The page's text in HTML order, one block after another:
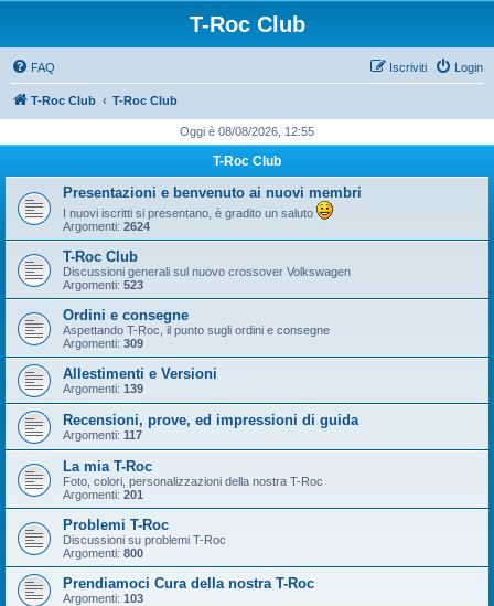
T-Roc Club
FAQ Login
Iscriviti
T-Roc Club T-Roc Club
Oggi è 08/08/2026, 12:55
T-Roc Club
Presentazioni e benvenuto ai nuovi membri
I nuovi iscritti si presentano, è gradito un saluto
Argomenti: 2624
T-Roc Club
Discussioni generali sul nuovo crossover Volkswagen
Argomenti: 523
Ordini e consegne
Aspettando T-Roc, il punto sugli ordini e consegne
Argomenti: 309
Allestimenti e Versioni
Argomenti: 139
Recensioni, prove, ed impressioni di guida
Argomenti: 117
La mia T-Roc
Foto, colori, personalizzazioni della nostra T-Roc
Argomenti: 201
Problemi T-Roc
Discussioni su problemi T-Roc
Argomenti: 800
Prendiamoci Cura della nostra T-Roc
Argomenti: 103